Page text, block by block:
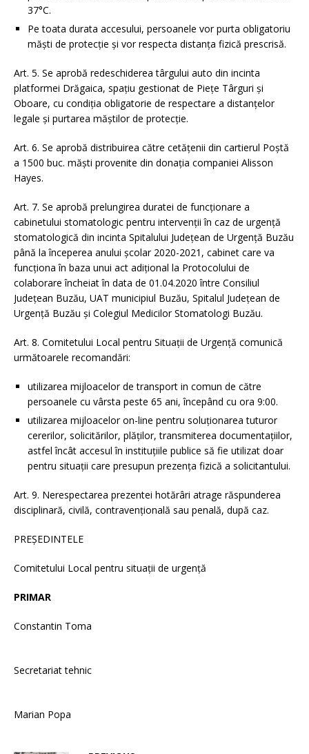
37°C.
Pe toata durata accesului, persoanele vor purta obligatoriu
măști de protecție și vor respecta distanța fizică prescrisă.
Art. 5. Se aprobă redeschiderea târgului auto din incinta
platformei Drăgaica, spațiu gestionat de Piețe Târguri și
Oboare, cu condiția obligatorie de respectare a distanțelor
legale și purtarea măștilor de protecție.
Art. 6. Se aprobă distribuirea către cetățenii din cartierul Poștă
a 1500 buc. măști provenite din donația companiei Alisson
Hayes.
Art. 7. Se aprobă prelungirea duratei de funcționare a
cabinetului stomatologic pentru intervenții în caz de urgență
stomatologică din incinta Spitalului Județean de Urgență Buzău
până la începerea anului școlar 2020-2021, cabinet care va
funcționa în baza unui act adițional la Protocolului de
colaborare încheiat în data de 01.04.2020 între Consiliul
Județean Buzău, UAT municipiul Buzău, Spitalul Județean de
Urgență Buzău și Colegiul Medicilor Stomatologi Buzău.
Art. 8. Comitetului Local pentru Situații de Urgență comunică
următoarele recomandări:
utilizarea mijloacelor de transport in comun de către
persoanele cu vârsta peste 65 ani, începând cu ora 9:00.
utilizarea mijloacelor on-line pentru soluționarea tuturor
cererilor, solicitărilor, plăților, transmiterea documentațiilor,
astfel încât accesul în instituțiile publice să fie utilizat doar
pentru situații care presupun prezența fizică a solicitantului.
Art. 9. Nerespectarea prezentei hotărâri atrage răspunderea
disciplinară, civilă, contravențională sau penală, după caz.
PREȘEDINTELE
Comitetului Local pentru situații de urgență
PRIMAR
Constantin Toma
Secretariat tehnic
Marian Popa